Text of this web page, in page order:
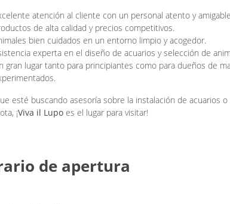
atención al cliente con un personal atento y
de alta calidad y precios competitivos.
bien cuidados en un entorno limpio y acogedor.
experta en el diseño de acuarios y selección de
gran lugar tanto para principiantes como para dueños de
esté buscando asesoría sobre la instalación de acuarios
¡Viva il Lupo es el lugar para visitar!
de apertura